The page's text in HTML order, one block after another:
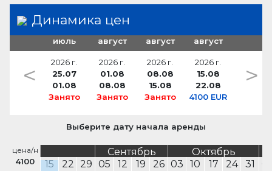
Динамика цен
июль
2026 г.
25.07
01.08
Занято
август
2026 г.
01.08
08.08
Занято
август
2026 г.
08.08
15.08
Занято
август
2026 г.
15.08
22.08
4100 EUR
< >
Выберите дату начала аренды
цена/н
4100
Сентябрь
Октябрь
15
22 29 05 12 19 26 03 10 17 24 31